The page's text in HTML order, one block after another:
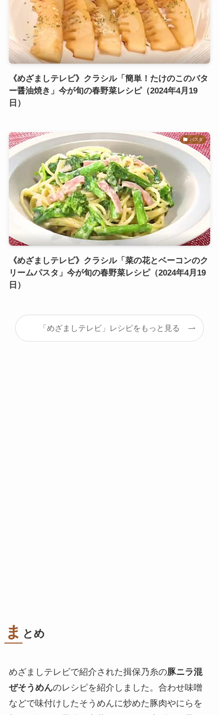
《めざましテレビ》クラシル「簡単！たけのこのバタ
ー醤油焼き」今が旬の春野菜レシピ（2024年4月19
日）
パスタ
《めざましテレビ》クラシル「菜の花とベーコンのク
リームパスタ」今が旬の春野菜レシピ（2024年4月19
日）
「めざましテレビ」レシピをもっと見る
ま とめ
めざましテレビで紹介された揖保乃糸の豚ニラ混
ぜそうめんのレシピを紹介しました。合わせ味噌
などで味付けしたそうめんに炒めた豚肉やにらを